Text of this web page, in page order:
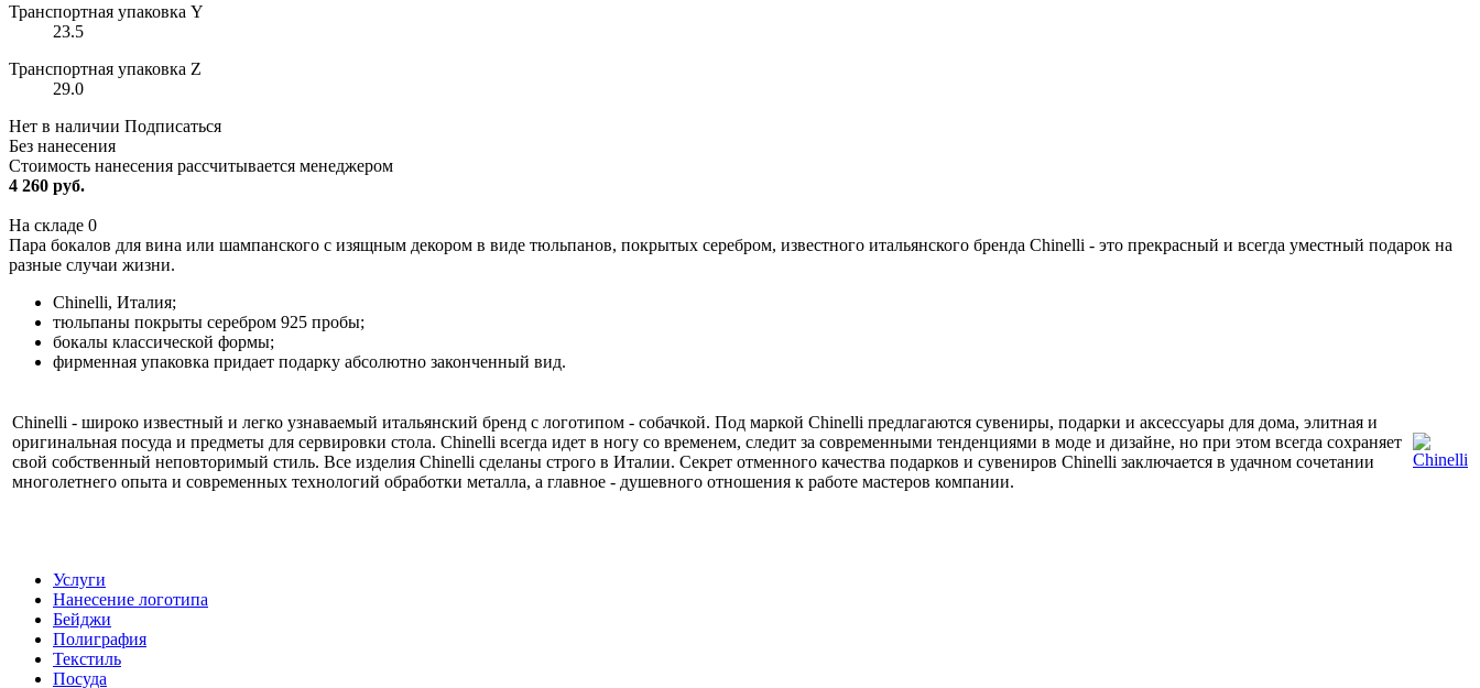
Транспортная упаковка Y
23.5
Транспортная упаковка Z
29.0
Нет в наличии Подписаться
Без нанесения
Стоимость нанесения рассчитывается менеджером
4 260 руб.
На складе 0
Пара бокалов для вина или шампанского с изящным декором в виде тюльпанов, покрытых серебром, известного итальянского бренда Chinelli - это прекрасный и всегда уместный подарок на
разные случаи жизни.
Chinelli, Италия;
тюльпаны покрыты серебром 925 пробы;
бокалы классической формы;
фирменная упаковка придает подарку абсолютно законченный вид.
Chinelli - широко известный и легко узнаваемый итальянский бренд с логотипом - собачкой. Под маркой Chinelli предлагаются сувениры, подарки и аксессуары для дома, элитная и
оригинальная посуда и предметы для сервировки стола. Chinelli всегда идет в ногу со временем, следит за современными тенденциями в моде и дизайне, но при этом всегда сохраняет
свой собственный неповторимый стиль. Все изделия Chinelli сделаны строго в Италии. Секрет отменного качества подарков и сувениров Chinelli заключается в удачном сочетании
многолетнего опыта и современных технологий обработки металла, а главное - душевного отношения к работе мастеров компании.
Услуги
Нанесение логотипа
Бейджи
Полиграфия
Текстиль
Посуда